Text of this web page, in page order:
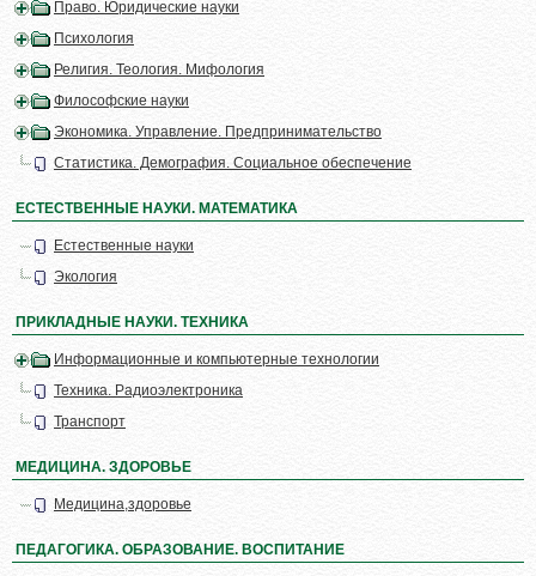
Право. Юридические науки
Психология
Религия. Теология. Мифология
Философские науки
Экономика. Управление. Предпринимательство
Статистика. Демография. Социальное обеспечение
ЕСТЕСТВЕННЫЕ НАУКИ. МАТЕМАТИКА
Естественные науки
Экология
ПРИКЛАДНЫЕ НАУКИ. ТЕХНИКА
Информационные и компьютерные технологии
Техника. Радиоэлектроника
Транспорт
МЕДИЦИНА. ЗДОРОВЬЕ
Медицина,здоровье
ПЕДАГОГИКА. ОБРАЗОВАНИЕ. ВОСПИТАНИЕ